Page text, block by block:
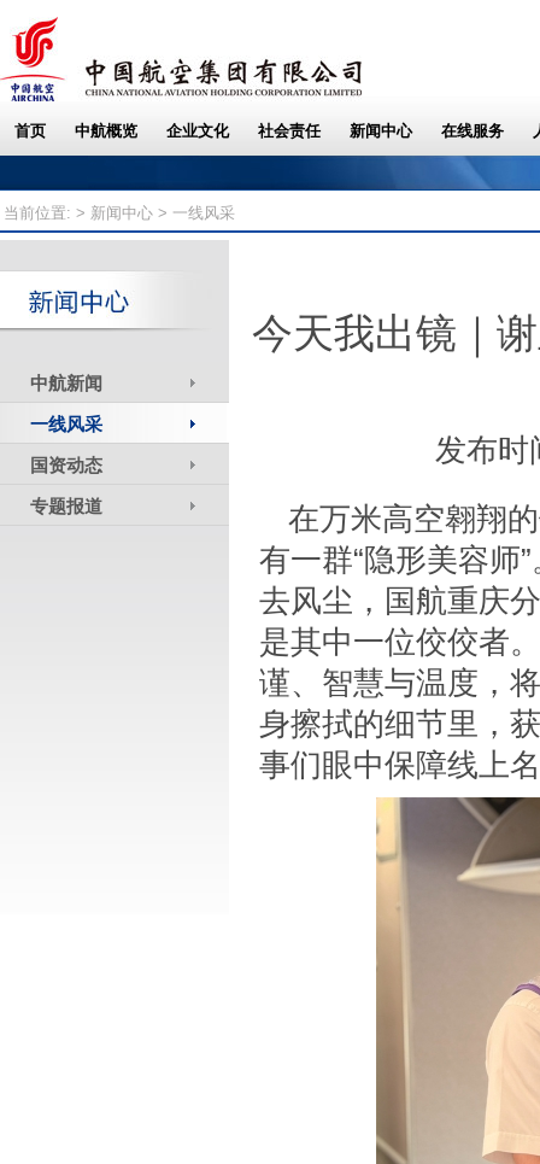
当前位置: > 新闻中心 > 一线风采
中航新闻
一线风采
国资动态
专题报道
今天我出镜｜
发布时
在万米高空翱翔
有一群“隐形美容师
去风尘，国航重庆
是其中一位佼佼者
谨、智慧与温度，
身擦拭的细节里，
事们眼中保障线上